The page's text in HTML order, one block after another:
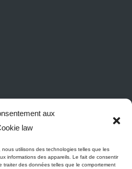
aux
law
nous utilisons des technologies telles que les
informations des appareils. Le fait de consentir
traiter des données telles que le comportement
et divers